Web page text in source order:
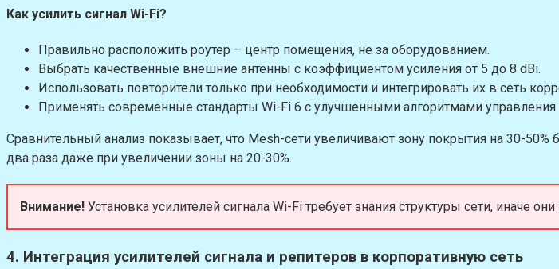
Как усилить сигнал Wi-Fi?
Правильно расположить роутер – центр помещения, не за оборудованием.
Выбрать качественные внешние антенны с коэффициентом усиления от 5 до 8 dBi.
Использовать повторители только при необходимости и интегрировать их в сеть
Применять современные стандарты Wi-Fi 6 с улучшенными алгоритмами
Сравнительный анализ показывает, что Mesh-сети увеличивают зону покрытия на 30-
два раза даже при увеличении зоны на 20-30%.
Внимание! Установка усилителей сигнала Wi-Fi требует знания структуры сети, иначе
4. Интеграция усилителей сигнала и репитеров в корпоративную сеть